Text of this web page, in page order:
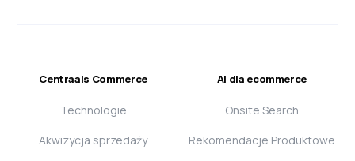
Centraals Commerce
Technologie
Akwizycja sprzedaży
AI dla ecommerce
Onsite Search
Rekomendacje Produktowe